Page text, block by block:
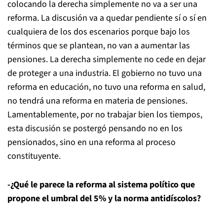
colocando la derecha simplemente no va a ser una
reforma. La discusión va a quedar pendiente sí o sí en
cualquiera de los dos escenarios porque bajo los
términos que se plantean, no van a aumentar las
pensiones. La derecha simplemente no cede en dejar
de proteger a una industria. El gobierno no tuvo una
reforma en educación, no tuvo una reforma en salud,
no tendrá una reforma en materia de pensiones.
Lamentablemente, por no trabajar bien los tiempos,
esta discusión se postergó pensando no en los
pensionados, sino en una reforma al proceso
constituyente.
-¿Qué le parece la reforma al sistema político que
propone el umbral del 5% y la norma antidíscolos?